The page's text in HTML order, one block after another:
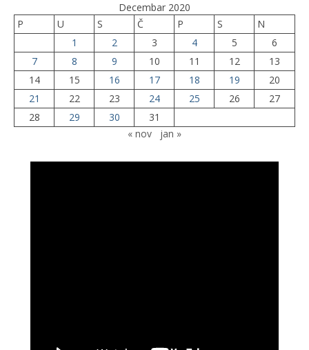
Decembar 2020
P
U S Č P S
N
1
2 3 4 5
6
7
8 9 10 11 12
13
14
15 16 17 18 19
20
21
22 23 24 25 26
27
28
29 30
31
« nov
jan »